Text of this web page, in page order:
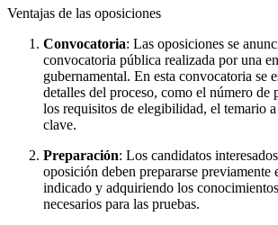
Ventajas de las oposiciones
Convocatoria: Las oposiciones se
convocatoria pública realizada por una
gubernamental. En esta convocatoria se
detalles del proceso, como el número de
los requisitos de elegibilidad, el temario
clave.
Preparación: Los candidatos
oposición deben prepararse previamente
indicado y adquiriendo los
necesarios para las pruebas.